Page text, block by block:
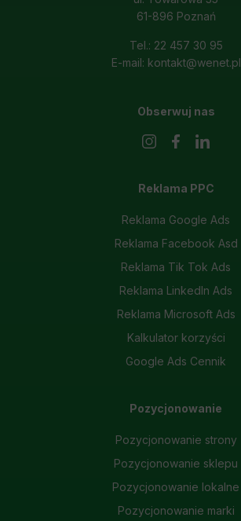
61-896 Poznań
Tel.: 22 457 30 95
E-mail: kontakt@wenet.pl
Reklama PPC
Reklama Google Ads
Reklama Facebook Asd
Reklama Tik Tok Ads
Reklama LinkedIn Ads
Reklama Microsoft Ads
Kalkulator korzyści
Google Ads Cennik
Pozycjonowanie
Pozycjonowanie strony
Pozycjonowanie sklepu
Pozycjonowanie lokalne
Pozycjonowanie marki
Obserwuj nas